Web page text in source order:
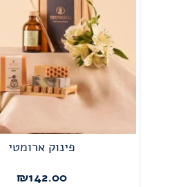
פינוק ארומטי
₪142.00